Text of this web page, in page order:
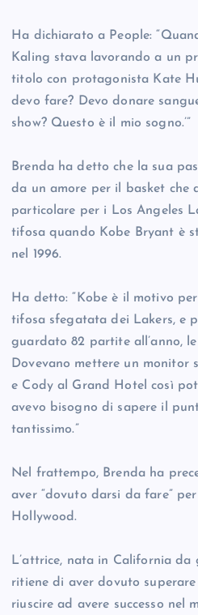
Ha dichiarato a People:
Kaling stava lavorando a un
titolo con protagonista Kate
devo fare? Devo donare
show? Questo è il mio sogno.’”
Brenda ha detto che la sua
da un amore per il basket
particolare per i Los Angeles
tifosa quando Kobe Bryant è
nel 1996.
Ha detto: “Kobe è il motivo
tifosa sfegatata dei Lakers, e
guardato 82 partite all’anno,
Dovevano mettere un
e Cody al Grand Hotel così
avevo bisogno di sapere il
tantissimo.”
Nel frattempo, Brenda ha
aver “dovuto darsi da fare” per
Hollywood.
L’attrice, nata in California da
ritiene di aver dovuto
riuscire ad avere successo nel